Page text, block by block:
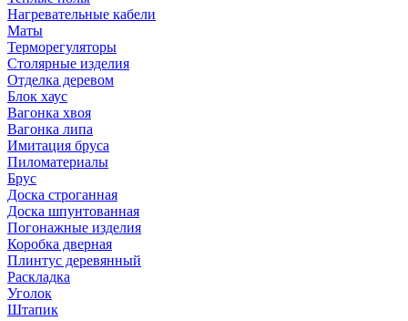
Нагревательные кабели
Маты
Терморегуляторы
Столярные изделия
Отделка деревом
Блок хаус
Вагонка хвоя
Вагонка липа
Имитация бруса
Пиломатериалы
Брус
Доска строганная
Доска шпунтованная
Погонажные изделия
Коробка дверная
Плинтус деревянный
Раскладка
Уголок
Штапик